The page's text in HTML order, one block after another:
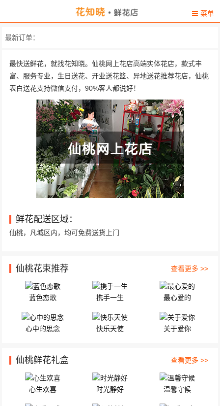
菜单
最新订单：
最快送鲜花，就找花知晓。仙桃网上花店高端实体花店，款式丰
富、服务专业，生日送花、开业送花篮、异地送花推荐花店，仙桃
表白送花支持微信支付，90%客人都说好！
鲜花配送区域：
仙桃，凡城区内，均可免费送货上门
仙桃花束推荐 查看更多 >>
蓝色恋歌 携手一生 最心爱的
心中的思念 快乐天使 关于爱你
仙桃鲜花礼盒 查看更多 >>
心生欢喜 时光静好 温馨守候